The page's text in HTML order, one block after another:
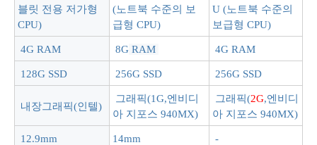
블릿 전용 저가형
CPU)
(노트북 수준의 보
급형 CPU)
U (노트북 수준의
보급형 CPU)
4G RAM 8G RAM 4G RAM
128G SSD 256G SSD 256G SSD
내장그래픽(인텔)
그래픽(1G,엔비디
아 지포스 940MX)
그래픽(2G,엔비디
아 지포스 940MX)
12.9mm 14mm -